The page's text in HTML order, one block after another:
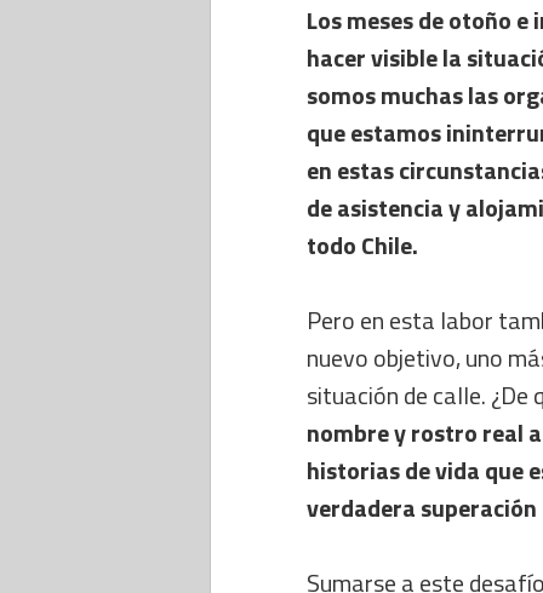
Los meses de otoño
hacer visible la
somos muchas las
que estamos
en estas
de asistencia y
todo Chile.
Pero en esta labor
nuevo objetivo, uno
situación de calle.
nombre y rostro real
historias de vida que
verdadera
Sumarse a este